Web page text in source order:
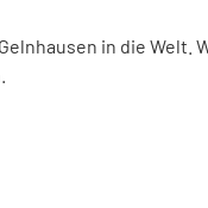
in die Welt.